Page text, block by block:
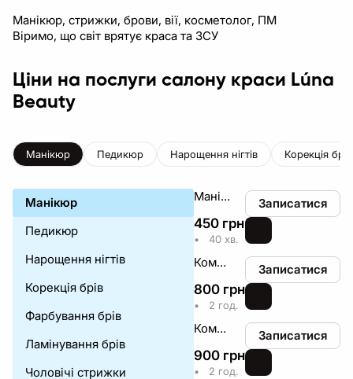
Манікюр, стрижки, брови, вії, косметолог, ПМ
Віримо, що світ врятує краса та ЗСУ
Ціни на послуги салону краси Lúna
Beauty
Манікюр Педикюр Нарощення нігтів Корекція брів
Манікюр
Педикюр
Нарощення нігтів
Корекція брів
Фарбування брів
Ламінування брів
Чоловічі стрижки
Манікюр
450 грн₴
• 40 хв.
Записатися
Комплексний манікюр однотон (зняття + манікюр + покриття)
800 грн₴
• 2 год.
Записатися
Комплексний манікюр френч (зняття + манікюр + покриття)
900 грн₴
• 2 год.
Записатися